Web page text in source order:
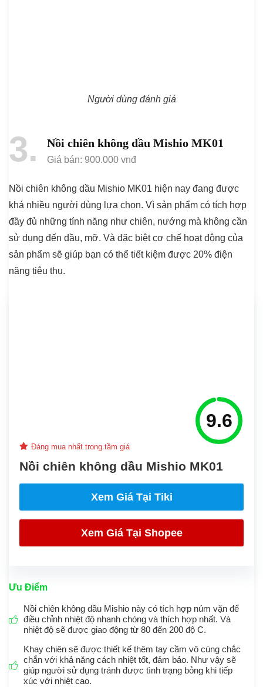
Người dùng đánh giá
3 Nồi chiên không dầu Mishio MK01
Giá bán: 900.000 vnđ
Nồi chiên không dầu Mishio MK01 hiện nay đang được
khá nhiều người dùng lựa chọn. Vì sản phẩm có tích hợp
đầy đủ những tính năng như chiên, nướng mà không cần
sử dụng đến dầu, mỡ. Và đặc biệt cơ chế hoạt động của
sản phẩm sẽ giúp bạn có thể tiết kiệm được 20% điện
năng tiêu thụ.
9.6
Đáng mua nhất trong tầm giá
Nồi chiên không dầu Mishio MK01
Xem Giá Tại Tiki
Xem Giá Tại Shopee
Ưu Điểm
Nồi chiên không dầu Mishio này có tích hợp núm vặn để
điều chỉnh nhiệt độ nhanh chóng và thích hợp nhất. Và
nhiệt độ sẽ được giao động từ 80 đến 200 độ C.
Khay chiên sẽ được thiết kế thêm tay cầm vô cùng chắc
chắn với khả năng cách nhiệt tốt, đảm bảo. Như vậy sẽ
giúp người sử dụng tránh được tình trạng bỏng khi tiếp
xúc với nhiệt cao.